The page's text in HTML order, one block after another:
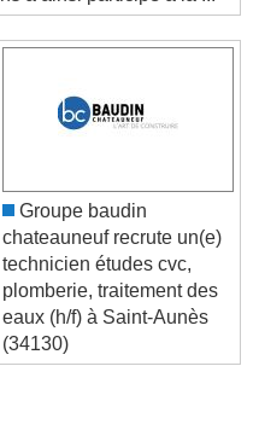
a ainsi participé à la ...
Groupe baudin
chateauneuf recrute un(e)
technicien études cvc,
plomberie, traitement des
eaux (h/f) à Saint-Aunès
(34130)